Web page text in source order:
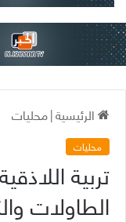
الرئيسية|محليات
محليات
تربية
الطاولات